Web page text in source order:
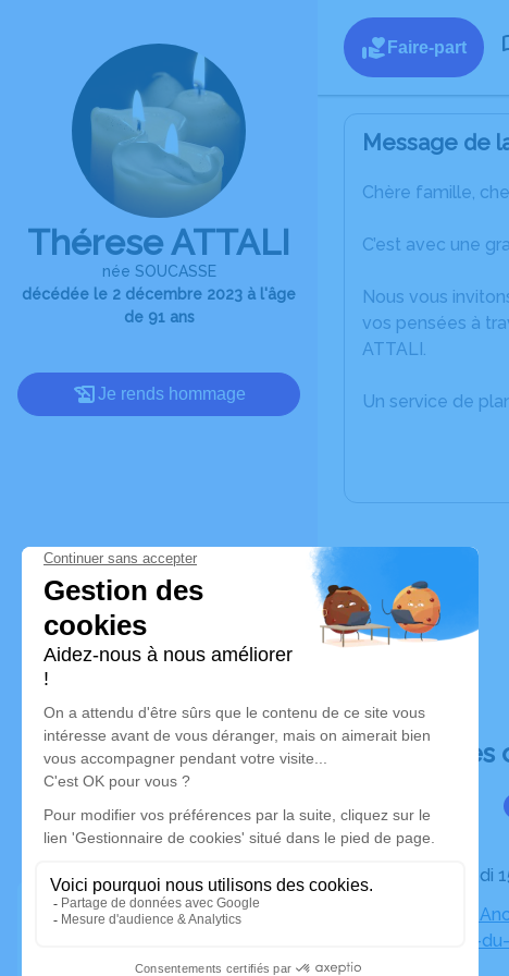
Thérese ATTALI
née SOUCASSE
décédée le 2 décembre 2023 à l'âge
de 91 ans
Je rends hommage
Faire-part
Message de
Chère famille,
C’est avec une
Nous vous
vos pensées à
ATTALI.
Un service de
Déroulé
Le
Cimetière
Plaisance-